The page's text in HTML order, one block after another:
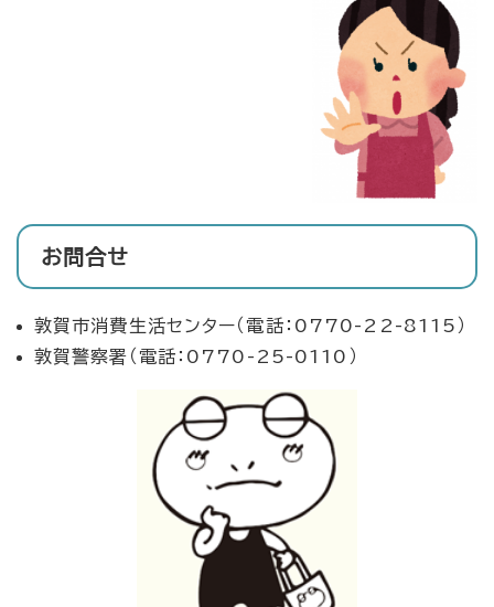
お問合せ
敦賀市消費生活センター（電話：0770-22-8115）
敦賀警察署（電話：0770-25-0110）